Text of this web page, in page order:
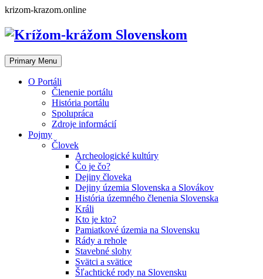
Skip
content
krizom-krazom.online
Primary Menu
O Portáli
Členenie portálu
História portálu
Spolupráca
Zdroje informácií
Pojmy
Človek
Archeologické kultúry
Čo je čo?
Dejiny človeka
Dejiny územia Slovenska a Slovákov
História územného členenia Slovenska
Králi
Kto je kto?
Pamiatkové územia na Slovensku
Rády a rehole
Stavebné slohy
Svätci a svätice
Šľachtické rody na Slovensku